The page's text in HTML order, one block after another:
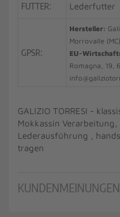
FUTTER: Lederfutter
GPSR:
Hersteller:
Morrovalle
EU-
Romagna, 19,
GALIZIO TORRESI -
Mokkassin
Lederausführung ,
tragen
KUNDENMEINUNGEN